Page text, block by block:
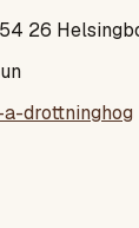
26
drottninghog